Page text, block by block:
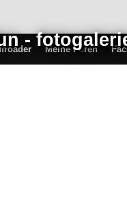
- Meine Foren